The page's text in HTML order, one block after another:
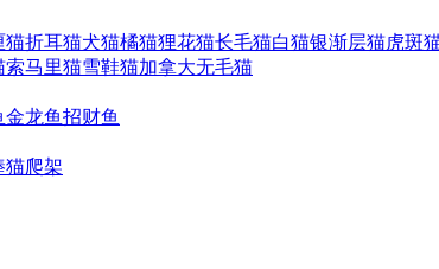
猫折耳猫犬猫橘猫狸花猫长毛猫白猫银渐层猫虎斑
索马里猫雪鞋猫加拿大无毛猫
金龙鱼招财鱼
猫爬架